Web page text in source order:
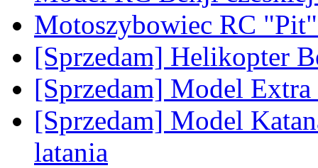
Motoszybowiec RC
[Sprzedam] Helikopter
[Sprzedam] Model
[Sprzedam] Model
latania